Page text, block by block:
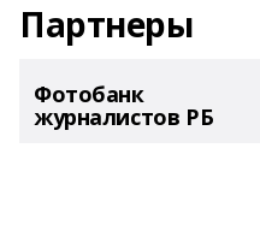
Партнеры
Фотобанк
журналистов РБ